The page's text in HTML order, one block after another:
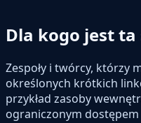
Dla kogo jest
Zespoły i twórcy, którzy
określonych krótkich
przykład zasoby
ograniczonym